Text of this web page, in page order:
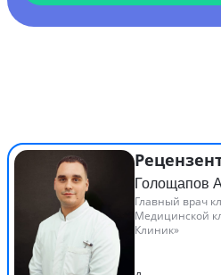
Голощапов
Главный врач
Медицинской
Клиник»